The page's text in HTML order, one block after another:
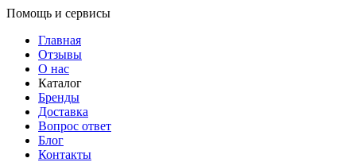
Помощь и сервисы
Главная
Отзывы
О нас
Каталог
Бренды
Доставка
Вопрос ответ
Блог
Контакты